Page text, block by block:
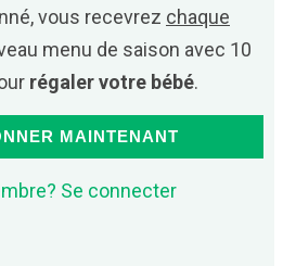
vous recevrez chaque
menu de saison avec 10
régaler votre bébé.
MAINTENANT
Se connecter